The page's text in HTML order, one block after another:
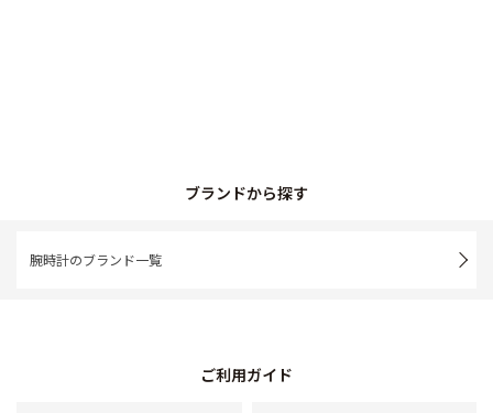
ブランドから探す
腕時計のブランド一覧
ご利用ガイド